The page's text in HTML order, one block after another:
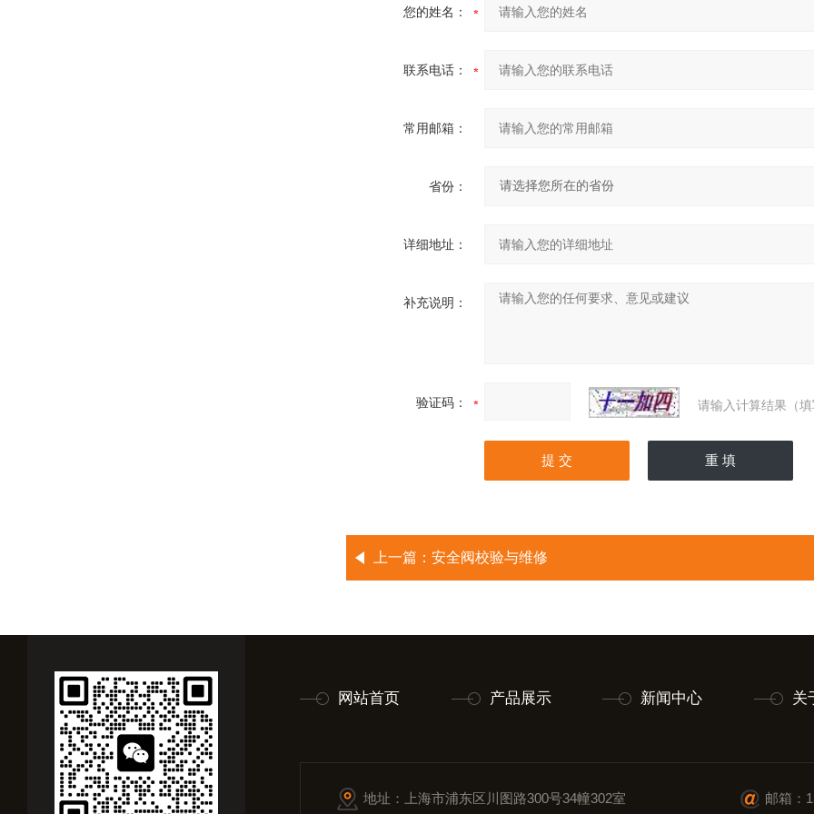
您的姓名：
联系电话：
常用邮箱：
省份：
详细地址：
补充说明：
验证码： 请输入计算结果（
上一篇： 安全阀校验与维修
网站首页 产品展示 新闻中心 关
地址：上海市浦东区川图路300号34幢302室 邮箱：